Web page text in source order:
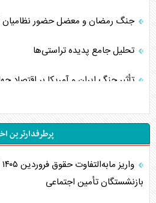
جنگ رمضان و معضل حضور نظامیان
تحلیل جامع پدیده تراستی‌ها
تأثیر جنگ ایران و آمریکا بر اقتصاد
اربعین، کابوس مشترک تل‌آویو-
برنامه هفتم توسعه در نقطه کور
پرطرفدارترین
بازنشستگان تأمین اجتماعی